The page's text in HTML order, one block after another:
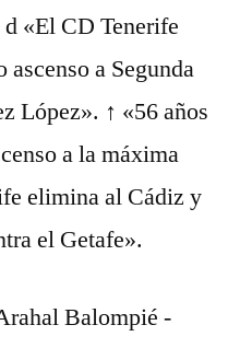
«El CD Tenerife
ascenso a Segunda
López». ↑ «56 años
a la máxima
elimina al Cádiz y
el Getafe».